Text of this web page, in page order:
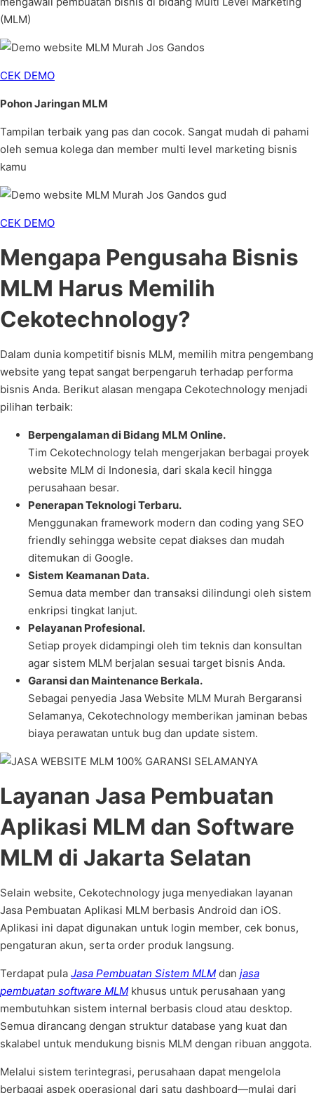
(MLM)
CEK DEMO
Pohon Jaringan MLM
Tampilan terbaik yang pas dan cocok. Sangat mudah di pahami
oleh semua kolega dan member multi level marketing bisnis
kamu
CEK DEMO
Mengapa Pengusaha Bisnis
MLM Harus Memilih
Cekotechnology?
Dalam dunia kompetitif bisnis MLM, memilih mitra pengembang
website yang tepat sangat berpengaruh terhadap performa
bisnis Anda. Berikut alasan mengapa Cekotechnology menjadi
pilihan terbaik:
Berpengalaman di Bidang MLM Online.
Tim Cekotechnology telah mengerjakan berbagai proyek
website MLM di Indonesia, dari skala kecil hingga
perusahaan besar.
Penerapan Teknologi Terbaru.
Menggunakan framework modern dan coding yang SEO
friendly sehingga website cepat diakses dan mudah
ditemukan di Google.
Sistem Keamanan Data.
Semua data member dan transaksi dilindungi oleh sistem
enkripsi tingkat lanjut.
Pelayanan Profesional.
Setiap proyek didampingi oleh tim teknis dan konsultan
agar sistem MLM berjalan sesuai target bisnis Anda.
Garansi dan Maintenance Berkala.
Sebagai penyedia Jasa Website MLM Murah Bergaransi
Selamanya, Cekotechnology memberikan jaminan bebas
biaya perawatan untuk bug dan update sistem.
Layanan Jasa Pembuatan
Aplikasi MLM dan Software
MLM di Jakarta Selatan
Selain website, Cekotechnology juga menyediakan layanan
Jasa Pembuatan Aplikasi MLM berbasis Android dan iOS.
Aplikasi ini dapat digunakan untuk login member, cek bonus,
pengaturan akun, serta order produk langsung.
Terdapat pula Jasa Pembuatan Sistem MLM dan jasa
pembuatan software MLM khusus untuk perusahaan yang
membutuhkan sistem internal berbasis cloud atau desktop.
Semua dirancang dengan struktur database yang kuat dan
skalabel untuk mendukung bisnis MLM dengan ribuan anggota.
Melalui sistem terintegrasi, perusahaan dapat mengelola
berbagai aspek operasional dari satu dashboard—mulai dari